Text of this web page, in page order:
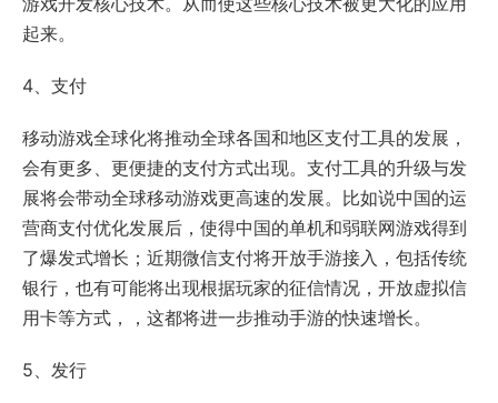
起来。
4、支付
移动游戏全球化将推动全球各国和地区支付工具的发展，
会有更多、更便捷的支付方式出现。支付工具的升级与发
展将会带动全球移动游戏更高速的发展。比如说中国的运
营商支付优化发展后，使得中国的单机和弱联网游戏得到
了爆发式增长；近期微信支付将开放手游接入，包括传统
银行，也有可能将出现根据玩家的征信情况，开放虚拟信
用卡等方式，，这都将进一步推动手游的快速增长。
5、发行